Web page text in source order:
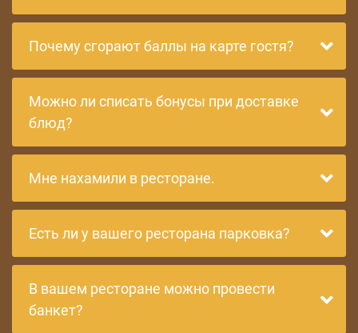
Почему сгорают баллы на карте гостя?
Можно ли списать бонусы при доставке
блюд?
Мне нахамили в ресторане.
Есть ли у вашего ресторана парковка?
В вашем ресторане можно провести
банкет?